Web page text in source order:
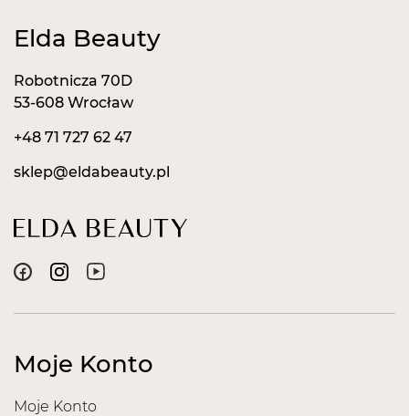
Moje Konto
Moje Konto
Elda Beauty
Robotnicza 70D
53-608 Wrocław
+48 71 727 62 47
sklep@eldabeauty.pl